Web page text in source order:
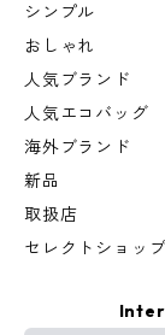
シンプル
おしゃれ
人気ブランド
人気エコバッグ
海外ブランド
新品
取扱店
セレクトショップ